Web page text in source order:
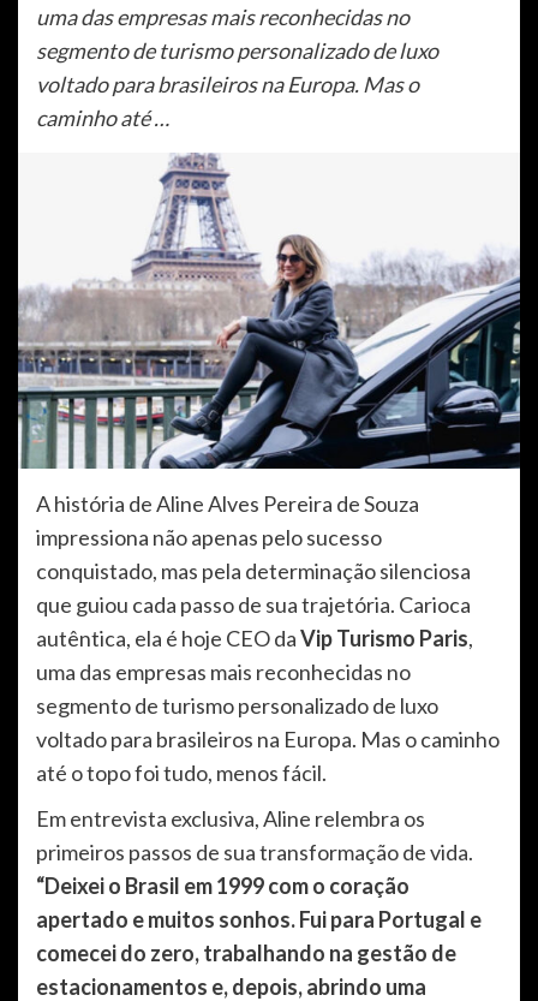
uma das empresas mais reconhecidas no
segmento de turismo personalizado de luxo
voltado para brasileiros na Europa. Mas o
caminho até …
A história de Aline Alves Pereira de Souza
impressiona não apenas pelo sucesso
conquistado, mas pela determinação silenciosa
que guiou cada passo de sua trajetória. Carioca
autêntica, ela é hoje CEO daVip Turismo Paris,
uma das empresas mais reconhecidas no
segmento de turismo personalizado de luxo
voltado para brasileiros na Europa. Mas o caminho
até o topo foi tudo, menos fácil.
Em entrevista exclusiva, Aline relembra os
primeiros passos de sua transformação de vida.
“Deixei o Brasil em 1999 com o coração
apertado e muitos sonhos. Fui para Portugal e
comecei do zero, trabalhando na gestão de
estacionamentos e, depois, abrindo uma